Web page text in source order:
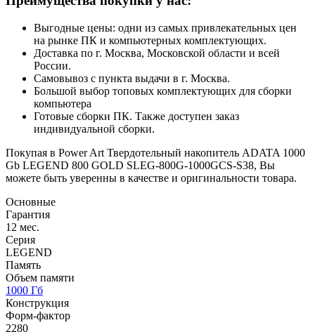
Выгодные цены: одни из самых привлекательных цен
на рынке ПК и компьютерных комплектующих.
Доставка по г. Москва, Московской области и всей
России.
Самовывоз с пункта выдачи в г. Москва.
Большой выбор топовых комплектующих для сборки
компьютера
Готовые сборки ПК. Также доступен заказ
индивидуальной сборки.
Покупая в Power Art Твердотельный накопитель ADATA 1000
Gb LEGEND 800 GOLD SLEG-800G-1000GCS-S38, Вы
можете быть уверенны в качестве и оригинальности товара.
Основные
Гарантия
12 мес.
Серия
LEGEND
Память
Объем памяти
1000 Гб
Конструкция
Форм-фактор
2280